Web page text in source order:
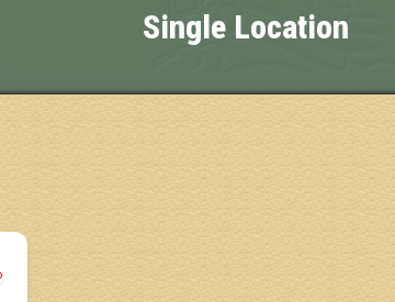
Single Location